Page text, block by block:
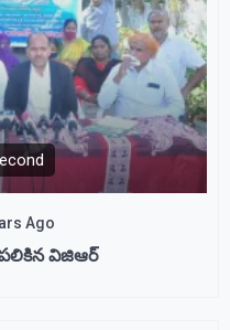
Ago
విజిఆర్